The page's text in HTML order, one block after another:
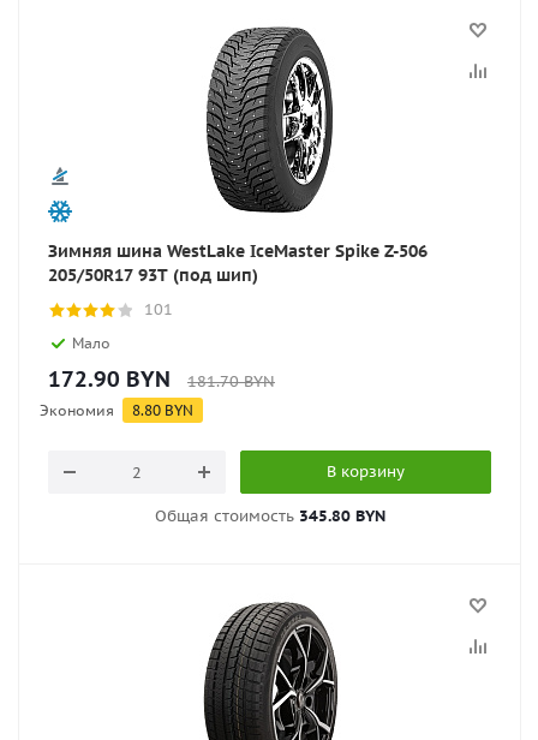
Зимняя шина WestLake IceMaster Spike Z-506
205/50R17 93T (под шип)
101
Мало
172.90 BYN 181.70BYN
Экономия 8.80 BYN
В корзину
Общая стоимость 345.80 BYN